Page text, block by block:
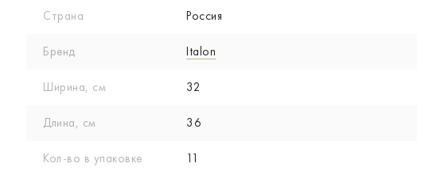
Страна Россия
Бренд Italon
Ширина, см 32
Длина, см 36
Кол-вo в упаковке 11